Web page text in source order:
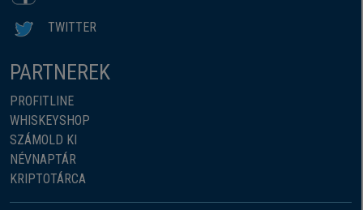
TWITTER
PARTNEREK
PROFITLINE
WHISKEYSHOP
SZÁMOLD KI
NÉVNAPTÁR
KRIPTOTÁRCA